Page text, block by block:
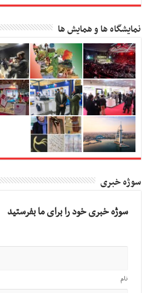
نمایشگاه ها و همایش ها
سوژه خبری
سوژه خبری خود را برای ما بفرستید
نام